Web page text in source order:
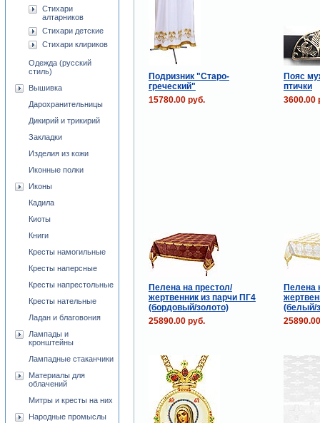
Подризник "Старо-
греческий"
Пояс
птички
15780.00 руб.
3600.00
Пелена на престол/
жертвенник из парчи ПГ4
(бордовый/золото)
Пелена
(белый/
25890.00 руб.
Стихари
алтарников
Стихари детские
Стихари клириков
Одежда (русский
стиль)
Вышивка
Дарохранительницы
Дикирий и трикирий
Закладки
Изделия из кожи
Иконные полки
Иконы
Кадила
Киоты
Книги
Кресты намогильные
Кресты наперсные
Кресты напрестольные
Кресты нательные
Ладан и благовония
Лампады и
кронштейны
Лампадные стаканчики
Материалы для
облачений
Митры и кресты на них
Народные промыслы